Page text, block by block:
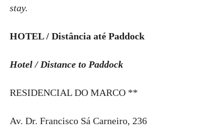
stay.
HOTEL / Distância até Paddock
Hotel / Distance to Paddock
RESIDENCIAL DO MARCO **
Av. Dr. Francisco Sá Carneiro, 236